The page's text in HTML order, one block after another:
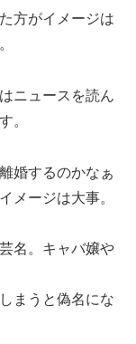
方がイメージは
ニュースを読ん
。
婚するのかなぁ
メージは大事。
名。キャバ嬢や
まうと偽名にな